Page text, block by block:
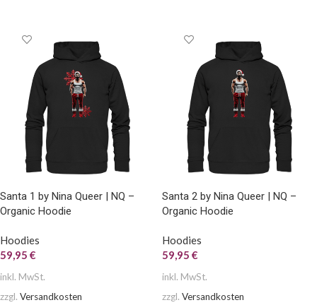
Santa 1 by Nina Queer | NQ –
Organic Hoodie
Hoodies
59,95 €
inkl. MwSt.
zzgl. Versandkosten
Santa 2 by Nina Queer | NQ –
Organic Hoodie
Hoodies
59,95 €
inkl. MwSt.
zzgl. Versandkosten